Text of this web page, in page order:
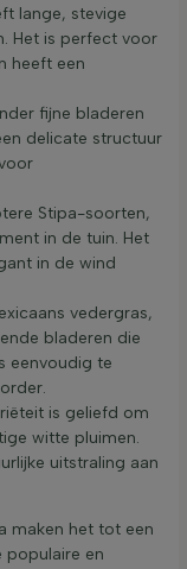
lange, stevige
Het is perfect voor
heeft een
fijne bladeren
delicate structuur
Stipa-soorten,
in de tuin. Het
in de wind
vedergras,
bladeren die
eenvoudig te
is geliefd om
witte pluimen.
uitstraling aan
maken het tot een
populaire en